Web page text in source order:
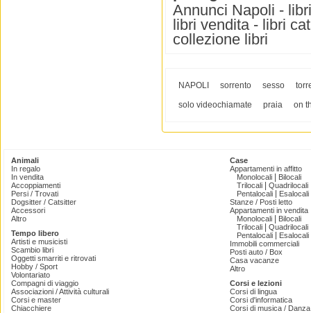
Annunci Napoli -
libri vendita - libri
collezione libri
NAPOLI sorrento sesso
solo videochiamate
praia on
Animali
In regalo
In vendita
Accoppiamenti
Persi / Trovati
Dogsitter / Catsitter
Accessori
Altro
Tempo libero
Artisti e musicisti
Scambio libri
Oggetti smarriti e ritrovati
Hobby / Sport
Volontariato
Compagni di viaggio
Associazioni / Attività culturali
Corsi e master
Chiacchiere
Case
Appartamenti in affitto
Monolocali
Bilocali
Trilocali
Quadrilocali
Pentalocali
Esalocali
Stanze / Posti letto
Appartamenti in vendita
Monolocali
Bilocali
Trilocali
Quadrilocali
Pentalocali
Esalocali
Immobili commerciali
Posti auto / Box
Casa vacanze
Altro
Corsi e lezioni
Corsi di lingua
Corsi d'informatica
Corsi di musica /